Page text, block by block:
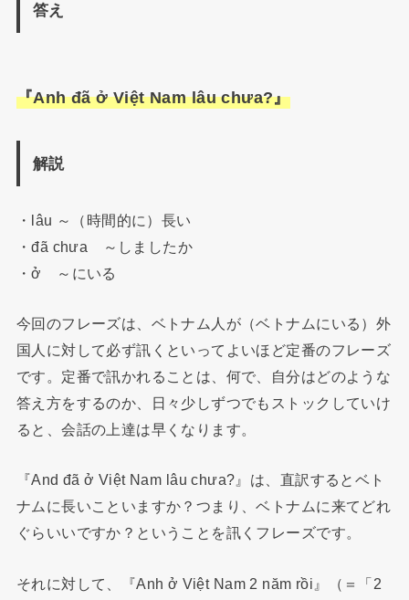
答え
『Anh đã ở Việt Nam lâu chưa?』
解説
・lâu ～（時間的に）長い
・đã chưa ～しましたか
・ở ～にいる
今回のフレーズは、ベトナム人が（ベトナムにいる）外
国人に対して必ず訊くといってよいほど定番のフレーズ
です。定番で訊かれることは、何で、自分はどのような
答え方をするのか、日々少しずつでもストックしていけ
ると、会話の上達は早くなります。
『And đã ở Việt Nam lâu chưa?』は、直訳するとベト
ナムに長いこといますか？つまり、ベトナムに来てどれ
ぐらいいですか？ということを訊くフレーズです。
それに対して、『Anh ở Việt Nam 2 năm rồi』（＝「2